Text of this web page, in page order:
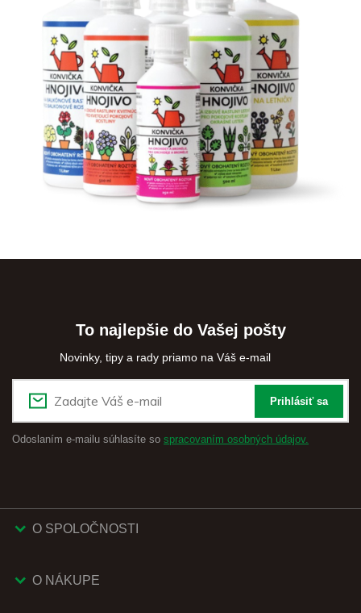
To najlepšie do Vašej pošty
Novinky, tipy a rady priamo na Váš e-mail
Prihlásiť sa
Odoslaním e-mailu súhlasíte so spracovaním osobných údajov.
O SPOLOČNOSTI
O NÁKUPE